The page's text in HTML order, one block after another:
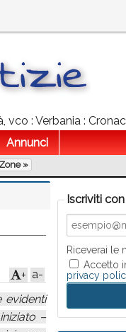
vco : Verbania :
Annunci
»
a-
+
evidenti
–
Iscriviti
Riceverai le
Accetto
privacy